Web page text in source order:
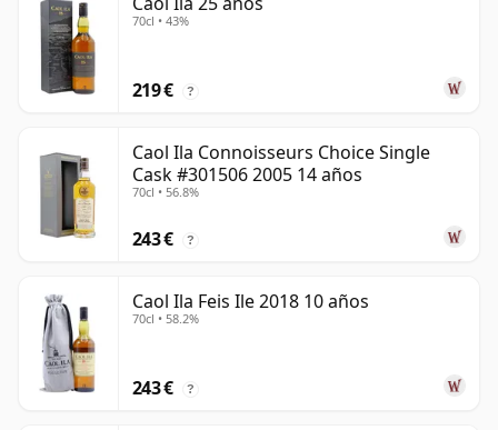
70cl • 43%
219 € ?
Caol Ila Connoisseurs Choice Single
Cask #301506 2005 14 años
70cl • 56.8%
243 € ?
Caol Ila Feis Ile 2018 10 años
70cl • 58.2%
243 € ?